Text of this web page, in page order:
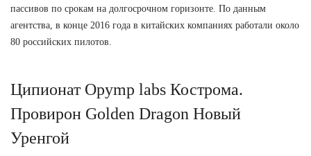
пассивов по срокам на долгосрочном горизонте. По данным
агентства, в конце 2016 года в китайских компаниях работали около
80 российских пилотов.
Ципионат Opymp labs Кострома.
Провирон Golden Dragon Новый
Уренгой